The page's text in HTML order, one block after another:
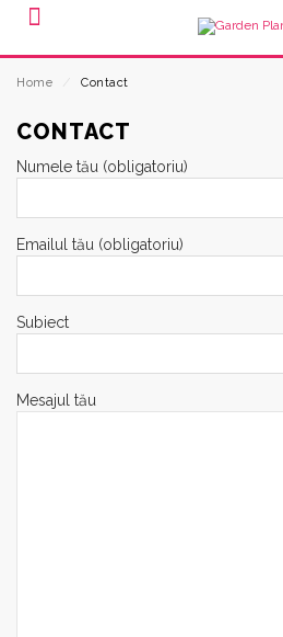
Home Contact
CONTACT
Numele tău (obligatoriu)
Emailul tău (obligatoriu)
Subiect
Mesajul tău